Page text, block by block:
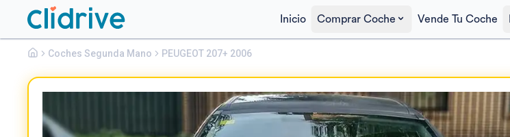
Inicio Comprar Coche Vende Tu Coche
Coches Segunda Mano PEUGEOT 207+ 2006
Peugeot207+
SPORT 1.6 HDI 110 FAP
3.050€